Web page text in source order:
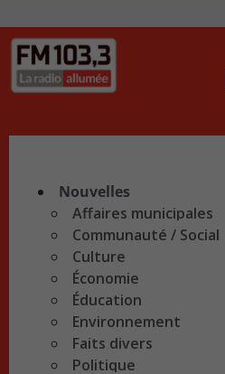
Nouvelles
Affaires municipales
Communauté / Social
Culture
Économie
Éducation
Environnement
Faits divers
Politique